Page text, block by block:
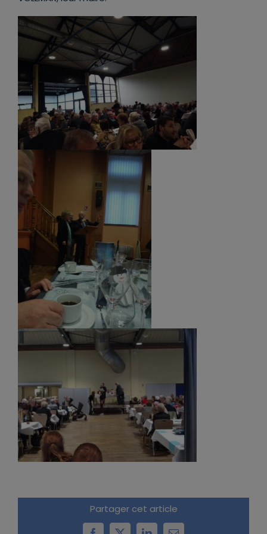
Partager cet article